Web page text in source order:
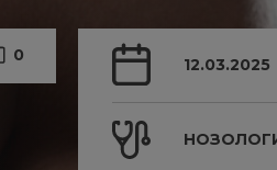
0 12.03.2025